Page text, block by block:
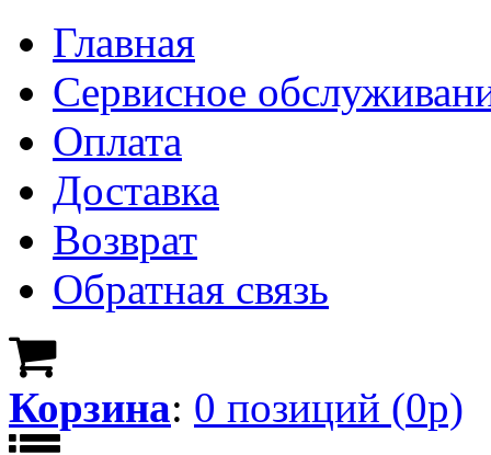
Главная
Сервисное
Оплата
Доставка
Возврат
Обратная связь
Корзина: 0 позиций (0р)